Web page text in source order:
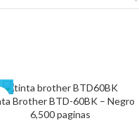
Brother BTD-60BK – Negro
6,500 paginas